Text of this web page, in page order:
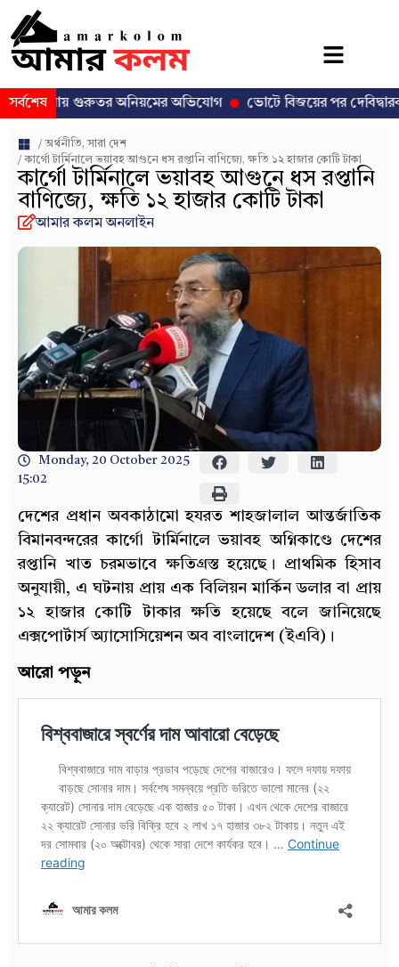
সর্বশেষ
গুরুতর অনিয়মের অভিযোগ ভোটে বিজয়ের পর দেবিদ্বারবাসীর মন
/অর্থনীতি, সারা দেশ
/ কার্গো টার্মিনালে ভয়াবহ আগুনে ধস রপ্তানি বাণিজ্যে, ক্ষতি ১২ হাজার কোটি টাকা
কার্গো টার্মিনালে ভয়াবহ আগুনে ধস রপ্তানি
বাণিজ্যে, ক্ষতি ১২ হাজার কোটি টাকা
আমার কলম অনলাইন
Monday, 20 October 2025
15:02
দেশের প্রধান অবকাঠামো হযরত শাহজালাল আন্তর্জাতিক
বিমানবন্দরের কার্গো টার্মিনালে ভয়াবহ অগ্নিকাণ্ডে দেশের
রপ্তানি খাত চরমভাবে ক্ষতিগ্রস্ত হয়েছে। প্রাথমিক হিসাব
অনুযায়ী, এ ঘটনায় প্রায় এক বিলিয়ন মার্কিন ডলার বা প্রায়
১২ হাজার কোটি টাকার ক্ষতি হয়েছে বলে জানিয়েছে
এক্সপোর্টার্স অ্যাসোসিয়েশন অব বাংলাদেশ (ইএবি)।
আরো পড়ুন